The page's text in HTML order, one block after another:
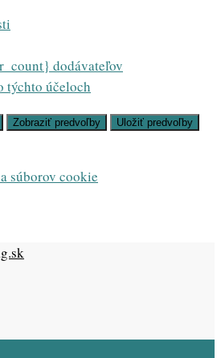
dodávateľov
týchto účeloch
Zobraziť predvoľby Uložiť predvoľby
súborov cookie